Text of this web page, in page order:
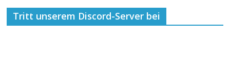
Tritt unserem Discord-Server bei